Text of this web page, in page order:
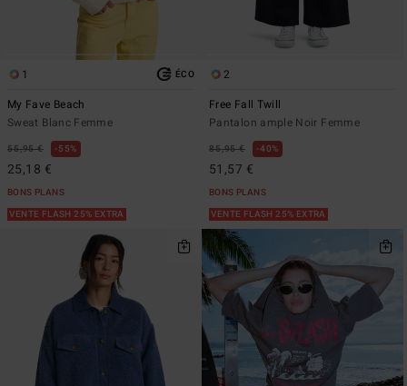
1 ÉCO
My Fave Beach
Sweat Blanc Femme
55,95 € 55%
25,18 €
BONS PLANS
VENTE FLASH 25% EXTRA
2
Free Fall Twill
Pantalon ample Noir Femme
85,95 € 40%
51,57 €
BONS PLANS
VENTE FLASH 25% EXTRA